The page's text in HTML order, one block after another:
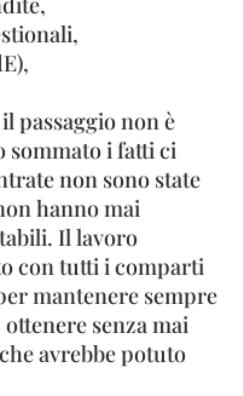
passaggio non è
sommato i fatti ci
non sono state
hanno mai
Il lavoro
con tutti i comparti
mantenere sempre
senza mai
avrebbe potuto